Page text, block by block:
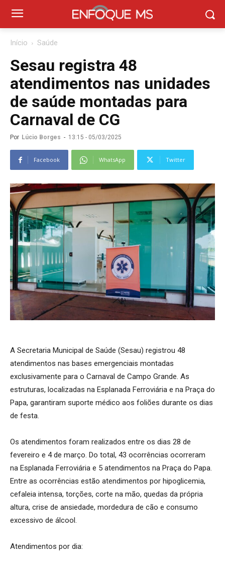
Início Saúde
Sesau registra 48
atendimentos nas unidades
de saúde montadas para
Carnaval de CG
Por Lúcio Borges - 13:15 - 05/03/2025
Facebook WhatsApp Twitter
A Secretaria Municipal de Saúde (Sesau) registrou 48
atendimentos nas bases emergenciais montadas
exclusivamente para o Carnaval de Campo Grande. As
estruturas, localizadas na Esplanada Ferroviária e na Praça do
Papa, garantiram suporte médico aos foliões durante os dias
de festa.
Os atendimentos foram realizados entre os dias 28 de
fevereiro e 4 de março. Do total, 43 ocorrências ocorreram
na Esplanada Ferroviária e 5 atendimentos na Praça do Papa.
Entre as ocorrências estão atendimentos por hipoglicemia,
cefaleia intensa, torções, corte na mão, quedas da própria
altura, crise de ansiedade, mordedura de cão e consumo
excessivo de álcool.
Atendimentos por dia: